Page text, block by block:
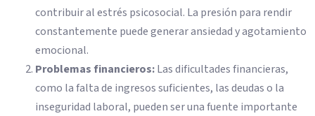
contribuir al estrés psicosocial. La presión para rendir
constantemente puede generar ansiedad y agotamiento
emocional.
Problemas financieros:Las dificultades financieras,
como la falta de ingresos suficientes, las deudas o la
inseguridad laboral, pueden ser una fuente importante